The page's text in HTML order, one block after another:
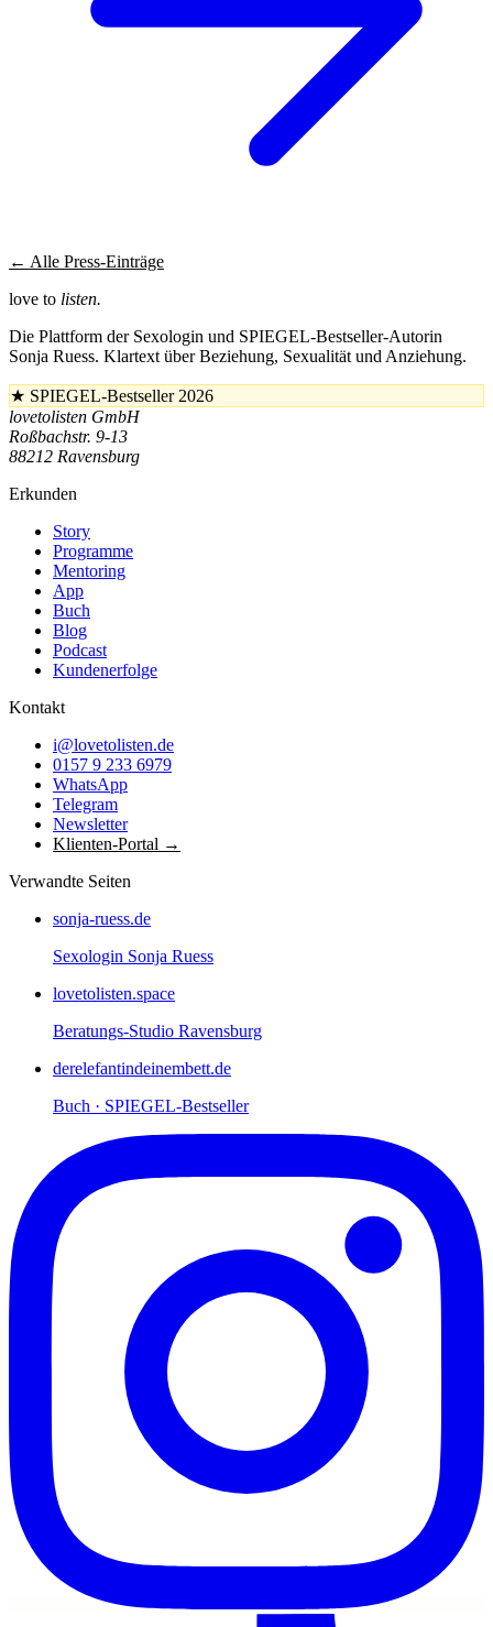
← Alle Press-Einträge
love to listen.
Die Plattform der Sexologin und SPIEGEL-Bestseller-Autorin
Sonja Ruess. Klartext über Beziehung, Sexualität und Anziehung.
★ SPIEGEL-Bestseller 2026
lovetolisten GmbH
Roßbachstr. 9-13
88212 Ravensburg
Erkunden
Story
Programme
Mentoring
App
Buch
Blog
Podcast
Kundenerfolge
Kontakt
i@lovetolisten.de
0157 9 233 6979
WhatsApp
Telegram
Newsletter
Klienten-Portal →
Verwandte Seiten
sonja-ruess.de
Sexologin Sonja Ruess
lovetolisten.space
Beratungs-Studio Ravensburg
derelefantindeinembett.de
Buch · SPIEGEL-Bestseller